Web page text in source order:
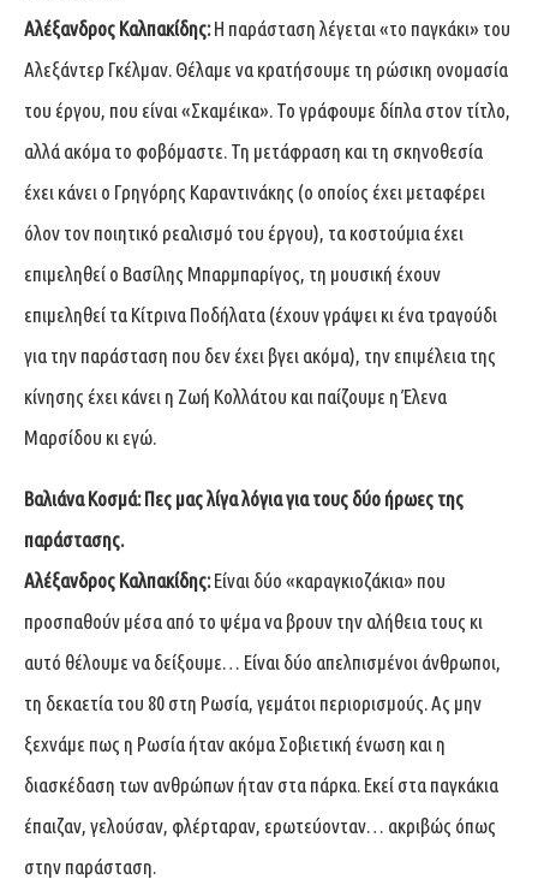
Αλέξανδρος Καλπακίδης:Η παράσταση λέγεται «το παγκάκι» του
Αλεξάντερ Γκέλμαν. Θέλαμε να κρατήσουμε τη ρώσικη ονομασία
του έργου, που είναι «Σκαμέικα». Το γράφουμε δίπλα στον τίτλο,
αλλά ακόμα το φοβόμαστε. Τη μετάφραση και τη σκηνοθεσία
έχει κάνει ο Γρηγόρης Καραντινάκης (ο οποίος έχει μεταφέρει
όλον τον ποιητικό ρεαλισμό του έργου), τα κοστούμια έχει
επιμεληθεί ο Βασίλης Μπαρμπαρίγος, τη μουσική έχουν
επιμεληθεί τα Κίτρινα Ποδήλατα (έχουν γράψει κι ένα τραγούδι
για την παράσταση που δεν έχει βγει ακόμα), την επιμέλεια της
κίνησης έχει κάνει η Ζωή Κολλάτου και παίζουμε η Έλενα
Μαρσίδου κι εγώ.
Βαλιάνα Κοσμά: Πες μας λίγα λόγια για τους δύο ήρωες της
παράστασης.
Αλέξανδρος Καλπακίδης:Είναι δύο «καραγκιοζάκια» που
προσπαθούν μέσα από το ψέμα να βρουν την αλήθεια τους κι
αυτό θέλουμε να δείξουμε… Είναι δύο απελπισμένοι άνθρωποι,
τη δεκαετία του 80 στη Ρωσία, γεμάτοι περιορισμούς. Ας μην
ξεχνάμε πως η Ρωσία ήταν ακόμα Σοβιετική ένωση και η
διασκέδαση των ανθρώπων ήταν στα πάρκα. Εκεί στα παγκάκια
έπαιζαν, γελούσαν, φλέρταραν, ερωτεύονταν… ακριβώς όπως
στην παράσταση.